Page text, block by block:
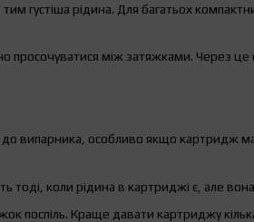
густіша рідина. Для багатьох
між затяжками. Через це
випарника, особливо якщо картридж
коли рідина в картриджі є, але
поспіль. Краще давати картриджу